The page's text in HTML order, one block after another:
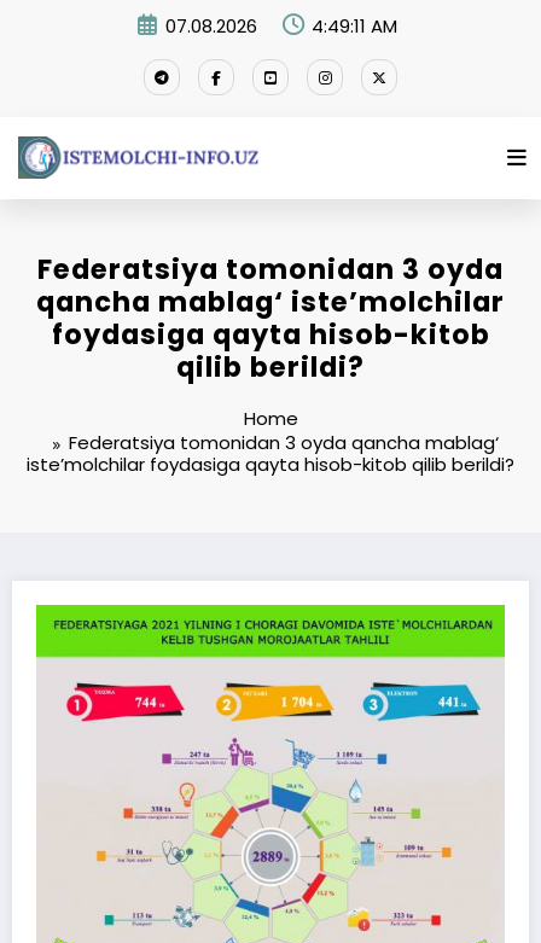
07.08.2026 4:49:12 AM
Federatsiya tomonidan 3 oyda
qancha mablag‘ iste’molchilar
foydasiga qayta hisob-kitob
qilib berildi?
Home
Federatsiya tomonidan 3 oyda qancha mablag‘
iste’molchilar foydasiga qayta hisob-kitob qilib berildi?